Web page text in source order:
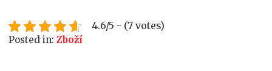
4.6/5 - (7 votes)
Posted in:Zboží